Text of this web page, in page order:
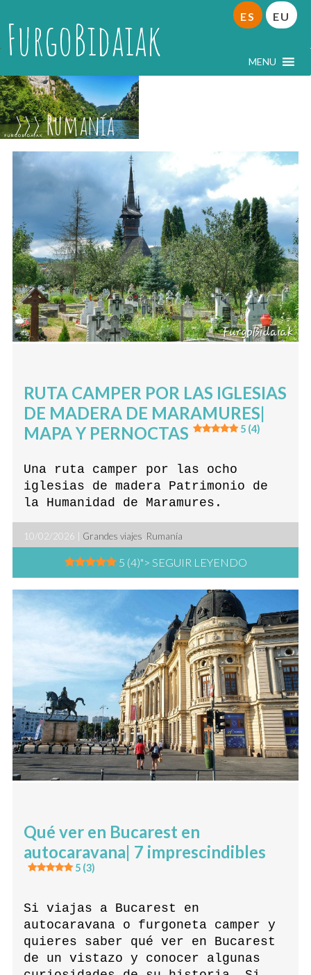
FurgoBidaiak MENU
ES EU
Rumanía
RUTA CAMPER POR LAS IGLESIAS
DE MADERA DE MARAMURES|
MAPA Y PERNOCTAS
5 (4)
Una ruta camper por las ocho
iglesias de madera Patrimonio de
la Humanidad de Maramures.
10/02/2026 | Grandes viajes Rumanía
5 (4)"> SEGUIR LEYENDO
Qué ver en Bucarest en
autocaravana| 7 imprescindibles
5 (3)
Si viajas a Bucarest en
autocaravana o furgoneta camper y
quieres saber qué ver en Bucarest
de un vistazo y conocer algunas